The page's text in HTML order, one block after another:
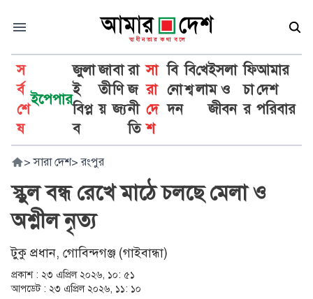
স
র্ব
শে
ষ
ইপেপার
জুলা
ই
বিপ্ল
ব
জা
তী
য়
বা
ণি
জ্য
রা
জ
নী
তি
সা
রা
দে
শ
বি
নো
দন
বি
শ্ব
খে
লা
ইসলা
ম ও
জীবন
ফি
চা
র
আমার
দেশ
পরিবার
> সারা দেশ> রংপুর
স্কুল বন্ধ রেখে মাঠে চলছে মেলা ও
অশ্লীল নৃত্য
টুকু প্রধান, গোবিন্দগঞ্জ (গাইবান্ধা)
প্রকাশ : ২৩ এপ্রিল ২০২৬, ১০: ৫১
আপডেট : ২৩ এপ্রিল ২০২৬, ১১: ১০